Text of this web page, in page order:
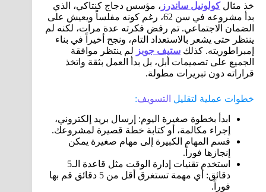
خذ مثالكولونيل ساندرز ، مؤسس دجاج كنتاكي، الذي
بدأ مشروعه في سن 62، رغم كونه مفلساً ويعيش على
الضمان الاجتماعي. تم رفض فكرته عدة مرات، لكنه لم
ينتظر حتى يشعر بالاستعداد التام، ونجح أخيراً في بناء
إمبراطوريته. كذلك ستيف جوبز لم ينتظر موافقة
الجميع على تصميمات أبل، بل بدأ العمل بثقة واتخذ
قراراته دون تبريرات مطولة.
خطوات عملية لتقليل التسويف:
ابدأ بخطوة صغيرة اليوم: إرسال بريد إلكتروني،
إجراء مكالمة، أو كتابة خطة قصيرة لمشروعك.
قسم المهام الكبيرة إلى مهام صغيرة يمكن
إنجازها فوراً.
استخدم تقنيات إدارة الوقت مثل قاعدة الـ5
دقائق: أي مهمة تستغرق أقل من 5 دقائق قم بها
فوراً.